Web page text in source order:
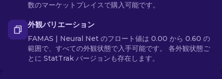
数のマーケットプレイスで購入可能です。
外観バリエーション
FAMAS | Neural Net のフロート値は 0.00 から 0.60 の
範囲で、すべての外観状態で入手可能です。 各外観状態ご
とに StatTrak バージョンも存在します。